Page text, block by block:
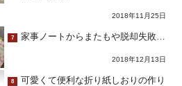
2018年11月25日
7 家事ノートからまたもや脱却失敗…
2018年12月13日
8 可愛くて便利な折り紙しおりの作り